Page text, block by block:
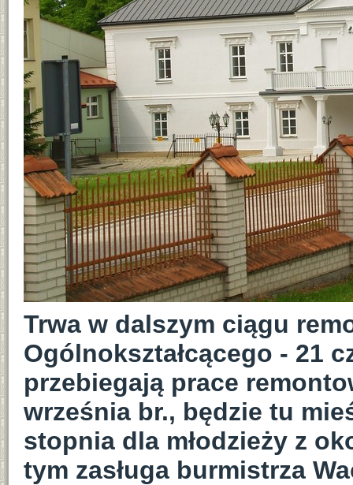
Trwa w dalszym ciągu
Ogólnokształcącego - 21
przebiegają prace
września br., będzie tu
stopnia dla młodzieży z
tym zasługa burmistrza